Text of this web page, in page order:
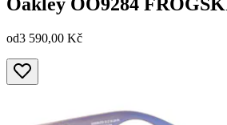
od3 590,00 Kč